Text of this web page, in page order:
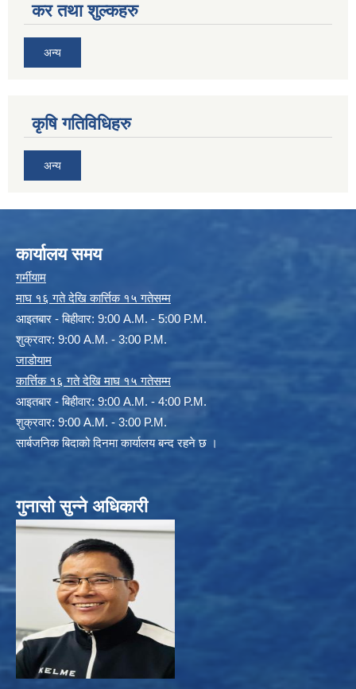
कर तथा शुल्कहरु
अन्य
कृषि गतिविधिहरु
अन्य
कार्यालय समय
गर्मीयाम
माघ १६ गते देखि कार्त्तिक १५ गतेसम्म
आइतबार - बिहीवार: 9:00 A.M. - 5:00 P.M.
शुक्रवार: 9:00 A.M. - 3:00 P.M.
जाडोयाम
कार्त्तिक १६ गते देखि माघ १५ गतेसम्म
आइतबार - बिहीवार: 9:00 A.M. - 4:00 P.M.
शुक्रवार: 9:00 A.M. - 3:00 P.M.
सार्बजनिक बिदाको दिनमा कार्यालय बन्द रहने छ ।
गुनासो सुन्ने अधिकारी